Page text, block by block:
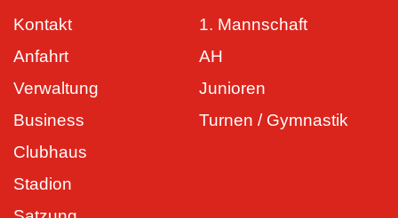
Kontakt
Anfahrt
Verwaltung
Business
Clubhaus
Stadion
1. Mannschaft
AH
Junioren
Turnen / Gymnastik